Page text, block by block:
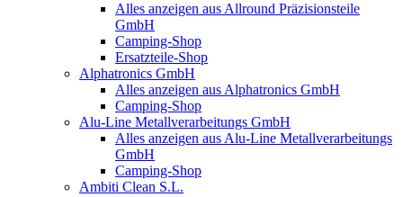
Alles anzeigen aus Allround Präzisionsteile
GmbH
Camping-Shop
Ersatzteile-Shop
Alphatronics GmbH
Alles anzeigen aus Alphatronics GmbH
Camping-Shop
Alu-Line Metallverarbeitungs GmbH
Alles anzeigen aus Alu-Line Metallverarbeitungs
GmbH
Camping-Shop
Ambiti Clean S.L.